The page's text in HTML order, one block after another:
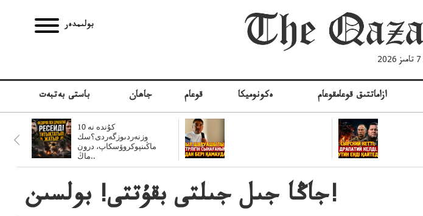
بولىمدەر
باستى بەتبەت جاھان قوعام ەكونوميكا ازاماتتىق قوعامقوعام
10 كۇندە نە
وزنەردىوزگەردى؟سك
ماڭىنپوكروۆسكاپ، درون
ماڭ..
جاڭا جىل جىلتى بقۇتتى! بولسىن!